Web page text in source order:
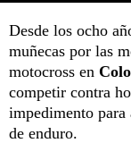
Desde los ocho
muñecas por las
motocross en
competir contra
impedimento para
de enduro.